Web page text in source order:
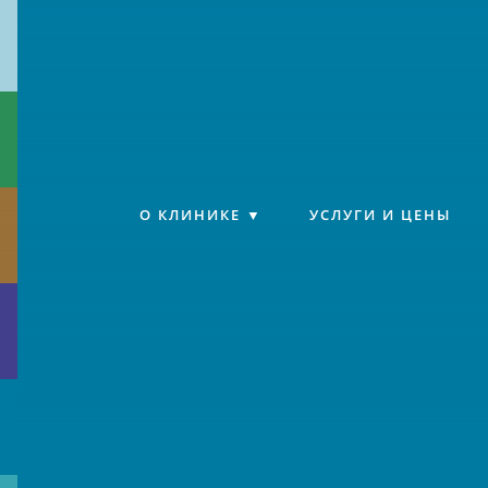
О КЛИНИКЕ УСЛУГИ И ЦЕНЫ